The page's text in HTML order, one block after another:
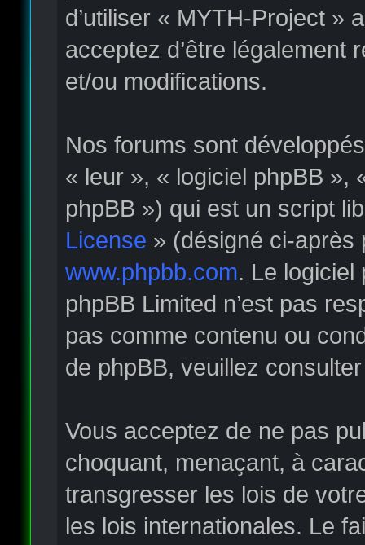
d’utiliser « MYTH-Project »
acceptez d’être légalement
et/ou modifications.
Nos forums sont
« leur », « logiciel phpBB »,
phpBB ») qui est un script
License » (désigné ci-après
www.phpbb.com. Le logiciel
phpBB Limited n’est pas
pas comme contenu ou
de phpBB, veuillez
Vous acceptez de ne pas
choquant, menaçant, à
transgresser les lois de
les lois internationales. Le